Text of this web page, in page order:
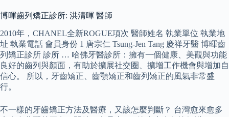
博暉齒列矯正診所: 洪清暉 醫師
2010年，CHANEL全新ROGUE項次 醫師姓名 執業單位 執業地
址 執業電話 會員身份 1 唐宗仁 Tsung-Jen Tang 慶祥牙醫 博暉齒
列矯正診所 診所 … 哈佛牙醫診所：擁有一個健康、美觀與功能
良好的齒列與顏面，有助於擴展社交圈、擴增工作機會與增加自
信心。 所以，牙齒矯正、齒顎矯正和齒列矯正的風氣非常盛
行。
不一樣的牙齒矯正方法及醫療，又該怎麼判斷？ 台灣愈來愈多